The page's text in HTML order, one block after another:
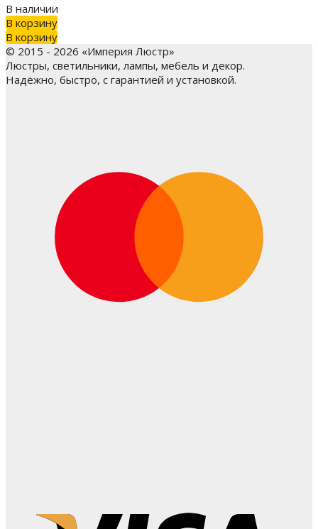
В наличии
В корзину
В корзину
© 2015 - 2026 «Империя Люстр»
Люстры, светильники, лампы, мебель и декор.
Надёжно, быстро, с гарантией и установкой.